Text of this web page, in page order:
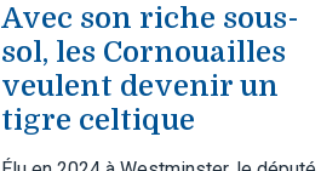
Avec son riche sous-
sol, les Cornouailles
veulent devenir un
tigre celtique